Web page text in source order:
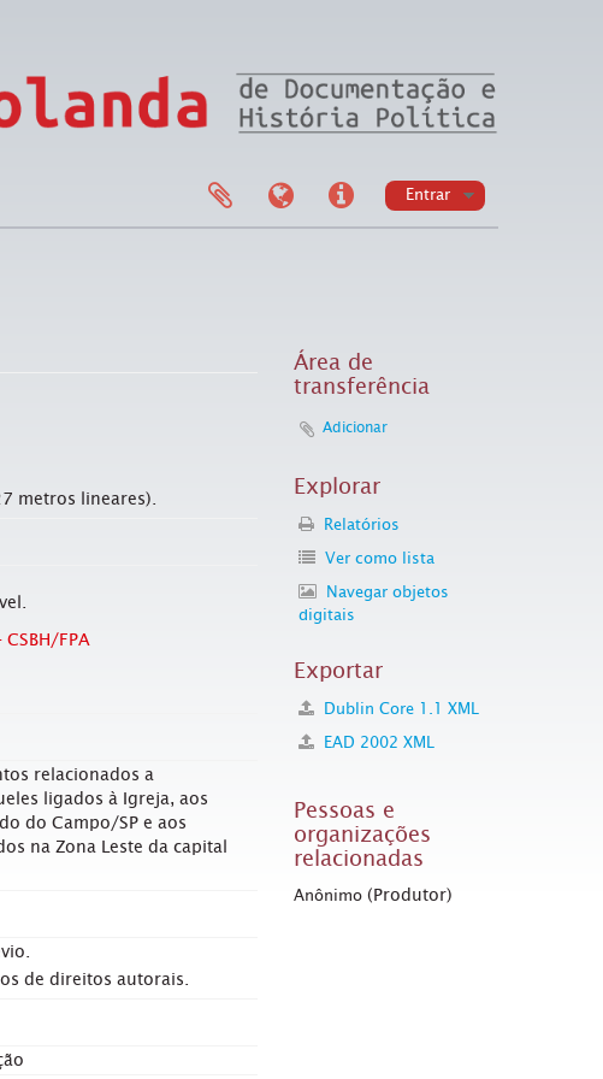
Entrar
metros lineares).
FPA
relacionados a
ligados à Igreja, aos
do Campo/SP e aos
na Zona Leste da capital
de direitos autorais.
Área de
transferência
Adicionar
Explorar
Relatórios
Ver como lista
Navegar objetos
digitais
Exportar
Dublin Core 1.1 XML
EAD 2002 XML
Pessoas e
organizações
relacionadas
Anônimo (Produtor)